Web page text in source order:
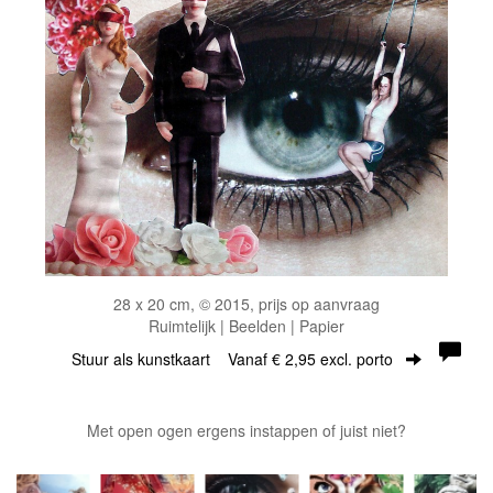
28 x 20 cm, © 2015, prijs op aanvraag
Ruimtelijk | Beelden | Papier
Stuur als kunstkaart Vanaf € 2,95 excl. porto
Met open ogen ergens instappen of juist niet?